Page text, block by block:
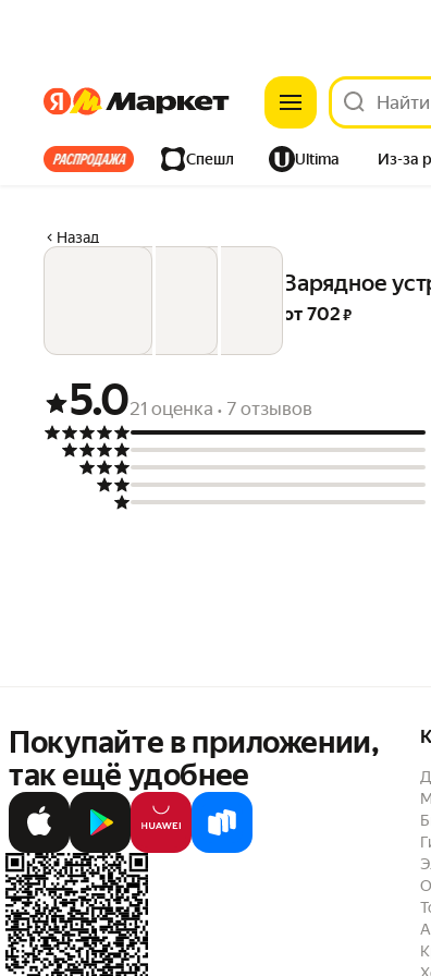
ЯндексЯндекс
Все хиты Спешл Ultima Из-за
Назад
Зарядное
от 702 ₽
5.021 оценка • 7 отзывов
Покупайте в приложении,
так ещё удобнее